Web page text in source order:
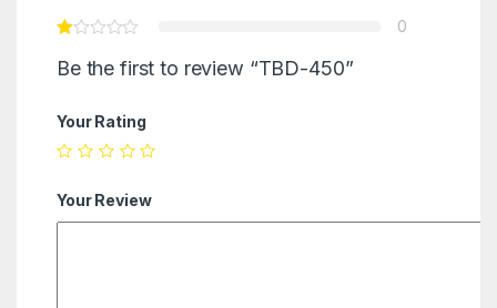
0
Be the first to review “TBD-450”
Your Rating
Your Review